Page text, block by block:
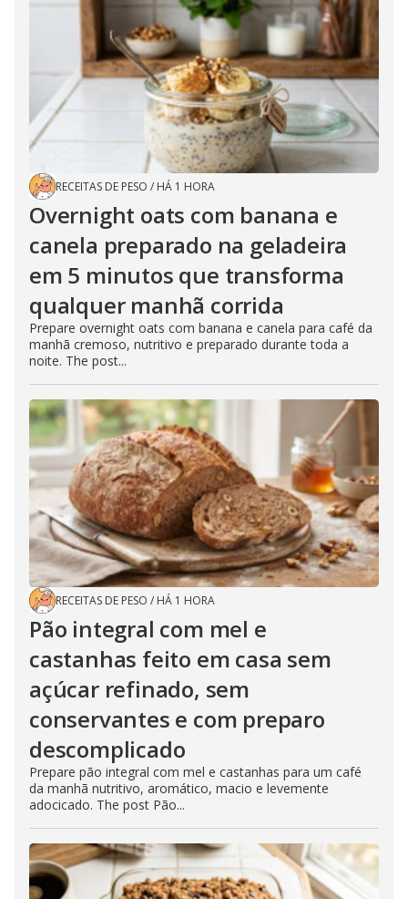
RECEITAS DE PESO / HÁ 1 HORA
Overnight oats com banana e
canela preparado na geladeira
em 5 minutos que transforma
qualquer manhã corrida
Prepare overnight oats com banana e canela para café da
manhã cremoso, nutritivo e preparado durante toda a
noite. The post...
RECEITAS DE PESO / HÁ 1 HORA
Pão integral com mel e
castanhas feito em casa sem
açúcar refinado, sem
conservantes e com preparo
descomplicado
Prepare pão integral com mel e castanhas para um café
da manhã nutritivo, aromático, macio e levemente
adocicado. The post Pão...